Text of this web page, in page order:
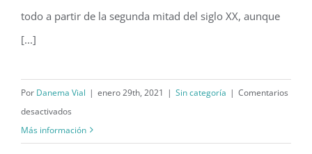
todo a partir de la segunda mitad del siglo XX, aunque
[...]
Por Danema Vial | enero 29th, 2021 | Sin categoría | Comentarios
desactivados
¿Qué
Más información